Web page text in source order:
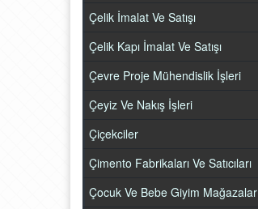
Çelik İmalat Ve Satışı
Çelik Kapı İmalat Ve Satışı
Çevre Proje Mühendislik İşleri
Çeyiz Ve Nakış İşleri
Çiçekciler
Çimento Fabrikaları Ve Satıcıları
Çocuk Ve Bebe Giyim Mağazalar